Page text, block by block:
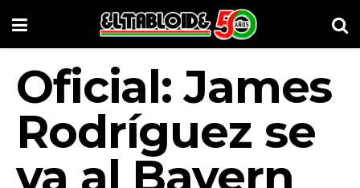
Oficial: James
Rodríguez se
va al Bayern